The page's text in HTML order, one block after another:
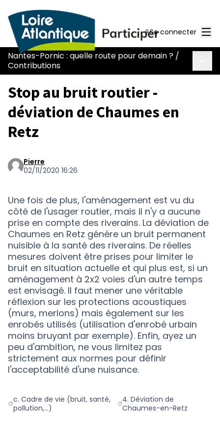
Se connecter
Nantes-Pornic : quelle route pour demain ? /
Contributions
Stop au bruit routier -
déviation de Chaumes en
Retz
Pierre
02/11/2020 16:26
Une fois de plus, l'aménagement est vu du
côté de l'usager routier, mais il n'y a aucune
prise en compte des riverains. La déviation de
Chaumes en Retz génère un bruit permanent
nuisible à la santé des riverains. De réelles
mesures doivent être prises pour limiter le
bruit en situation actuelle et qui plus est, si un
aménagement à 2x2 voies d'un autre temps
est envisagé. Il faut mener une véritable
réflexion sur les protections acoustiques
(murs, merlons) mais également sur les
enrobés utilisés (utilisation d'enrobé urbain
moins bruyant par exemple). Enfin, ayez un
peu d'ambition, ne vous limitez pas
strictement aux normes pour définir
l'acceptabilité d'une nuisance.
Filtrer les résultats de la catégorie : c. Cadre de vie (bruit,
c. Cadre de vie (bruit, santé,
pollution,...)
Filtrer les résultats pour le
4. Déviation de
Chaumes-en-Retz